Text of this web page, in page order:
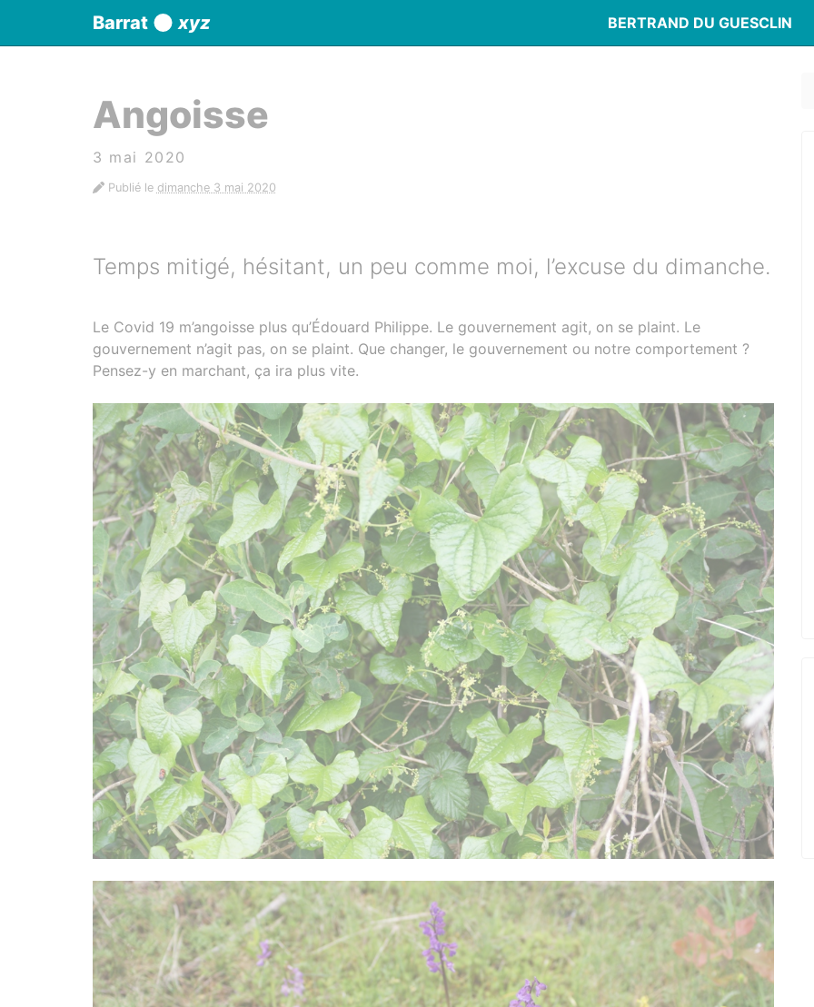
Barrat xyz BERTRAND DU GUESCLIN
Angoisse
3 mai 2020
Publié le dimanche 3 mai 2020
Temps mitigé, hésitant, un peu comme moi, l’excuse du dimanche.
Le Covid 19 m’angoisse plus qu’Édouard Philippe. Le gouvernement agit, on se plaint. Le
gouvernement n’agit pas, on se plaint. Que changer, le gouvernement ou notre comportement ?
Pensez-y en marchant, ça ira plus vite.
Panneau de gestion des cookies